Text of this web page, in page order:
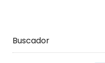
Buscador